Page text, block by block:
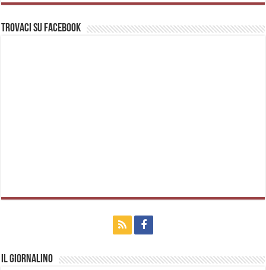
Trovaci su Facebook
Il Giornalino